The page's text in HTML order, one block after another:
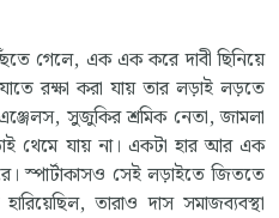
গেলে, এক এক করে দাবী ছিনিয়ে
রক্ষা করা যায় তার লড়াই লড়তে
সুজুকির শ্রমিক নেতা, জামলা
থেমে যায় না। একটা হার আর এক
স্পার্টাকাসও সেই লড়াইতে জিততে
তারাও দাস সমাজব্যবস্থা